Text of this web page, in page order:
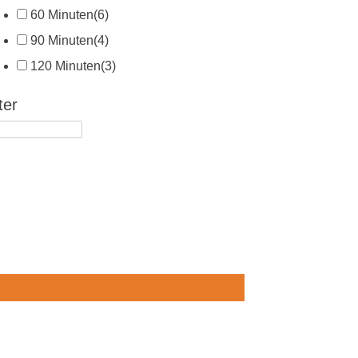
60 Minuten(6)
90 Minuten(4)
120 Minuten(3)